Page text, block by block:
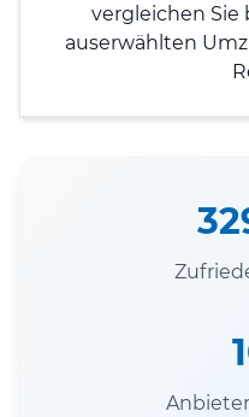
vergleichen Sie
auserwählten